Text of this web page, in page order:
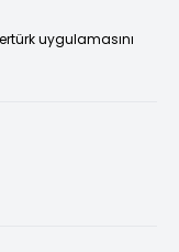
uygulamasını